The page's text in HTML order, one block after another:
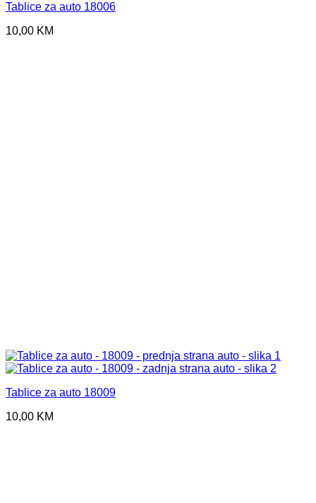
Tablice za auto 18006
10,00 KM
Tablice za auto 18009
10,00 KM